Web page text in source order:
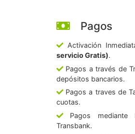
Pagos
Activación
servicio Gratis).
Pagos a través de
depósitos bancarios.
Pagos a traves de
cuotas.
Pagos mediante
Transbank.